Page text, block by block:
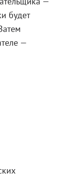
будет
—